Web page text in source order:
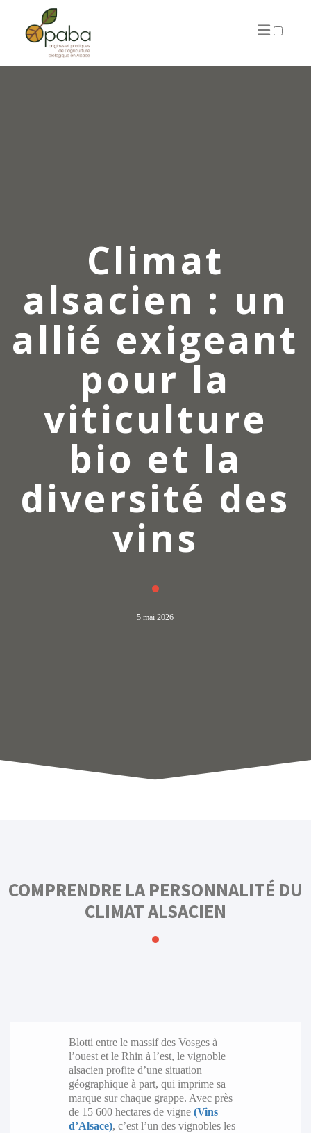
Climat
alsacien : un
allié exigeant
pour la
viticulture
bio et la
diversité des
vins
5 mai 2026
COMPRENDRE LA PERSONNALITÉ DU
CLIMAT ALSACIEN
Blotti entre le massif des Vosges à
l’ouest et le Rhin à l’est, le vignoble
alsacien profite d’une situation
géographique à part, qui imprime sa
marque sur chaque grappe. Avec près
de 15 600 hectares de vigne (Vins
d’Alsace), c’est l’un des vignobles les